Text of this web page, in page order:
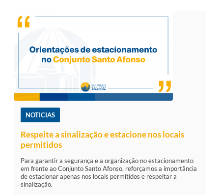
NOTICIAS
Respeite a sinalização e estacione nos locais
permitidos
Para garantir a segurança e a organização no estacionamento
em frente ao Conjunto Santo Afonso, reforçamos a importância
de estacionar apenas nos locais permitidos e respeitar a
sinalização.